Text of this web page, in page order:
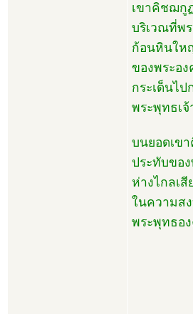
เขาคิชฌกู
บริเวณที่พ
ก้อนหินให
ของพระอ
กระเด็นไ
พระพุทธเ
บนยอดเข
ประทับขอ
ห่างไกลเ
ในความส
พระพุทธอ